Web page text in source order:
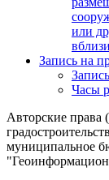
или
Запись на
Часы
Авторские права
муниципальное